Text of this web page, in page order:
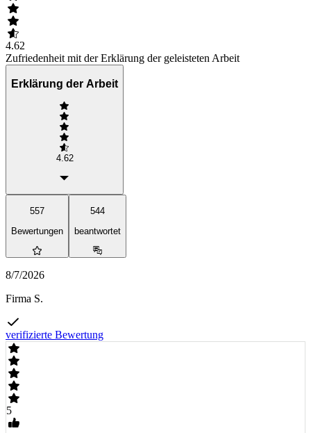
4.62
Zufriedenheit mit der Erklärung der geleisteten Arbeit
Erklärung der Arbeit
4.62
557
Bewertungen
544
beantwortet
8/7/2026
Firma S.
verifizierte Bewertung
5